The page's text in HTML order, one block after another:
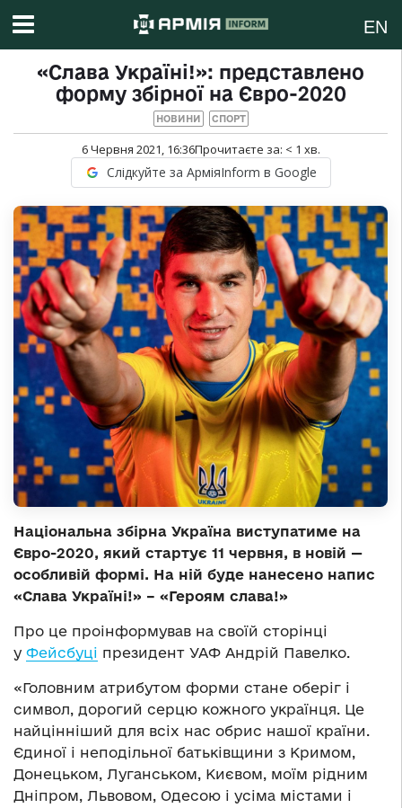
EN
«Слава Україні!»: представлено
форму збірної на Євро-2020
НОВИНИ СПОРТ
6 Червня 2021, 16:36Прочитаєте за: < 1 хв.
Слідкуйте за АрміяInform в Google
Національна збірна Україна виступатиме на
Євро-2020, який стартує 11 червня, в новій —
особливій формі. На ній буде нанесено напис
«Слава Україні!» – «Героям слава!»
Про це проінформував на своїй сторінці
у Фейсбуці президент УАФ Андрій Павелко.
«Головним атрибутом форми стане оберіг і
символ, дорогий серцю кожного українця. Це
найцінніший для всіх нас обрис нашої країни.
Єдиної і неподільної батьківщини з Кримом,
Донецьком, Луганськом, Києвом, моїм рідним
Дніпром, Львовом, Одесою і усіма містами і